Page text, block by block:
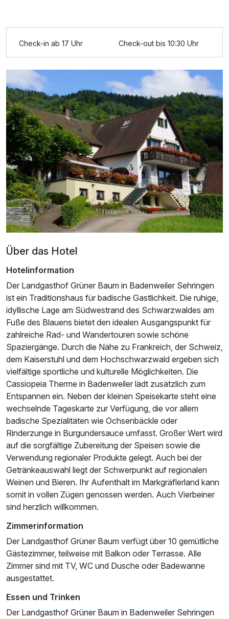
Für 7 Tage 489,00 €
Doppelzimmer mit Terrasse
2 Erwachsene
Ausstattung
Für 7 Tage p.P. ab439,00 €
Doppelzimmer mit zwei Balkonen
2 Erwachsene
Check-in ab 17 Uhr Check-out bis 10:30 Uhr
Über das Hotel
Hotelinformation
Der Landgasthof Grüner Baum in Badenweiler Sehringen
ist ein Traditionshaus für badische Gastlichkeit. Die ruhige,
idyllische Lage am Südwestrand des Schwarzwaldes am
Fuße des Blauens bietet den idealen Ausgangspunkt für
zahlreiche Rad- und Wandertouren sowie schöne
Spaziergänge. Durch die Nähe zu Frankreich, der Schweiz,
dem Kaiserstuhl und dem Hochschwarzwald ergeben sich
vielfältige sportliche und kulturelle Möglichkeiten. Die
Cassiopeia Therme in Badenweiler lädt zusätzlich zum
Entspannen ein. Neben der kleinen Speisekarte steht eine
wechselnde Tageskarte zur Verfügung, die vor allem
badische Spezialitäten wie Ochsenbäckle oder
Rinderzunge in Burgundersauce umfasst. Großer Wert wird
auf die sorgfältige Zubereitung der Speisen sowie die
Verwendung regionaler Produkte gelegt. Auch bei der
Getränkeauswahl liegt der Schwerpunkt auf regionalen
Weinen und Bieren. Ihr Aufenthalt im Markgräflerland kann
somit in vollen Zügen genossen werden. Auch Vierbeiner
sind herzlich willkommen.
Zimmerinformation
Der Landgasthof Grüner Baum verfügt über 10 gemütliche
Gästezimmer, teilweise mit Balkon oder Terrasse. Alle
Zimmer sind mit TV, WC und Dusche oder Badewanne
ausgestattet.
Essen und Trinken
Der Landgasthof Grüner Baum in Badenweiler Sehringen